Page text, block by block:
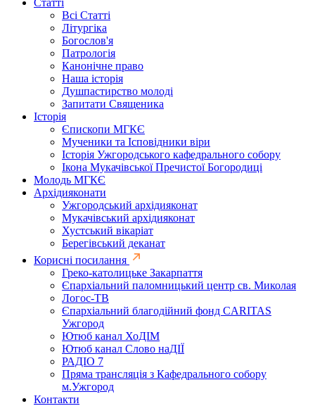
Всі Статті
Літургіка
Богослов'я
Патрологія
Канонічне право
Наша історія
Душпастирство молоді
Запитати Священика
Історія
Єпископи МГКЄ
Мученики та Ісповідники віри
Історія Ужгородського кафедрального собору
Ікона Мукачівської Пречистої Богородиці
Молодь МГКЄ
Архідияконати
Ужгородський архідияконат
Мукачівський архідияконат
Хустський вікаріат
Берегівський деканат
Корисні посилання
Греко-католицьке Закарпаття
Єпархіальний паломницький центр св. Миколая
Логос-ТВ
Єпархіальний благодійний фонд CARITAS
Ужгород
Ютюб канал ХоДІМ
Ютюб канал Слово наДІЇ
РАДІО 7
Пряма трансляція з Кафедрального собору
м.Ужгород
Контакти